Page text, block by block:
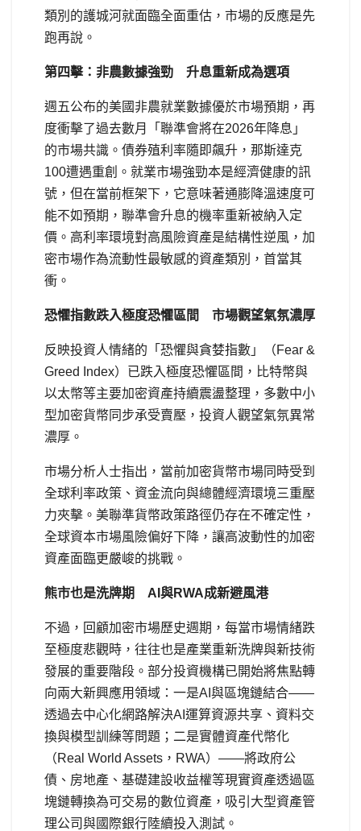
類別的護城河就面臨全面重估，市場的反應是先
跑再說。
第四擊：非農數據強勁 升息重新成為選項
週五公布的美國非農就業數據優於市場預期，再
度衝擊了過去數月「聯準會將在2026年降息」
的市場共識。債券殖利率隨即飆升，那斯達克
100遭遇重創。就業市場強勁本是經濟健康的訊
號，但在當前框架下，它意味著通膨降溫速度可
能不如預期，聯準會升息的機率重新被納入定
價。高利率環境對高風險資產是結構性逆風，加
密市場作為流動性最敏感的資產類別，首當其
衝。
恐懼指數跌入極度恐懼區間 市場觀望氣氛濃厚
反映投資人情緒的「恐懼與貪婪指數」（Fear &
Greed Index）已跌入極度恐懼區間，比特幣與
以太幣等主要加密資產持續震盪整理，多數中小
型加密貨幣同步承受賣壓，投資人觀望氣氛異常
濃厚。
市場分析人士指出，當前加密貨幣市場同時受到
全球利率政策、資金流向與總體經濟環境三重壓
力夾擊。美聯準貨幣政策路徑仍存在不確定性，
全球資本市場風險偏好下降，讓高波動性的加密
資產面臨更嚴峻的挑戰。
熊市也是洗牌期 AI與RWA成新避風港
不過，回顧加密市場歷史週期，每當市場情緒跌
至極度悲觀時，往往也是產業重新洗牌與新技術
發展的重要階段。部分投資機構已開始將焦點轉
向兩大新興應用領域：一是AI與區塊鏈結合——
透過去中心化網路解決AI運算資源共享、資料交
換與模型訓練等問題；二是實體資產代幣化
（Real World Assets，RWA）——將政府公
債、房地產、基礎建設收益權等現實資產透過區
塊鏈轉換為可交易的數位資產，吸引大型資產管
理公司與國際銀行陸續投入測試。